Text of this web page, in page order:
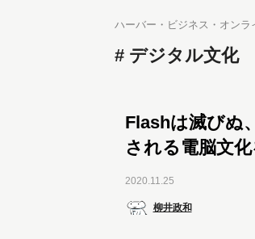
ハーバー・ビジネス・オンラ
デジタル文化
Flashは滅びぬ
される電脳文
2020.11.25
柳井政和